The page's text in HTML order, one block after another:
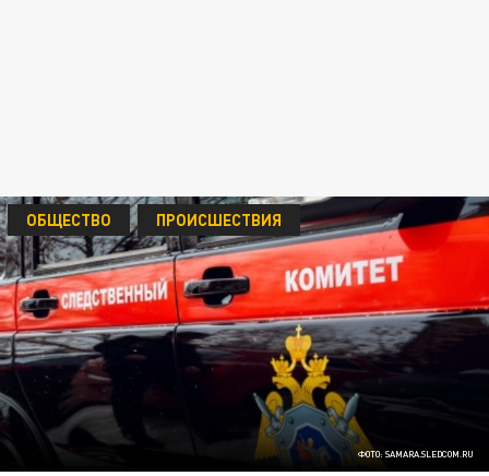
ФОТО: SAMARA.SLEDCOM.RU
ОБЩЕСТВО ПРОИСШЕСТВИЯ